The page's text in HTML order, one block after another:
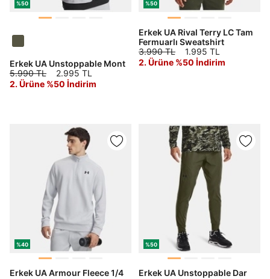
%50
Erkek UA Unstoppable Mont
5.990 TL
2.995 TL
2. Ürüne %50 İndirim
%50
Erkek UA Rival Terry LC Tam
Fermuarlı Sweatshirt
3.990 TL
1.995 TL
2. Ürüne %50 İndirim
%40
Erkek UA Armour Fleece 1/4
%50
Erkek UA Unstoppable Dar